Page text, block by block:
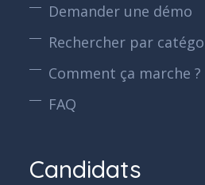
Demander une démo
Rechercher par
Comment ça marche ?
FAQ
Candidats